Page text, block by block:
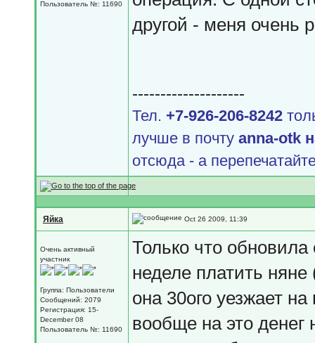
Пользователь №: 11690
другой - меня очень
--------------------
Тел. +7-926-206-8242
лучше в почту аnnа-оtk
отсюда - а
Яйка Oct 26 2009, 11:39
Очень активный
участник
Группа: Пользователи
Сообщений: 2079
Регистрация: 15-
December 08
Пользователь №: 11690
Только что
неделе платить няне
она 30ого уезжает
вообще на это денег